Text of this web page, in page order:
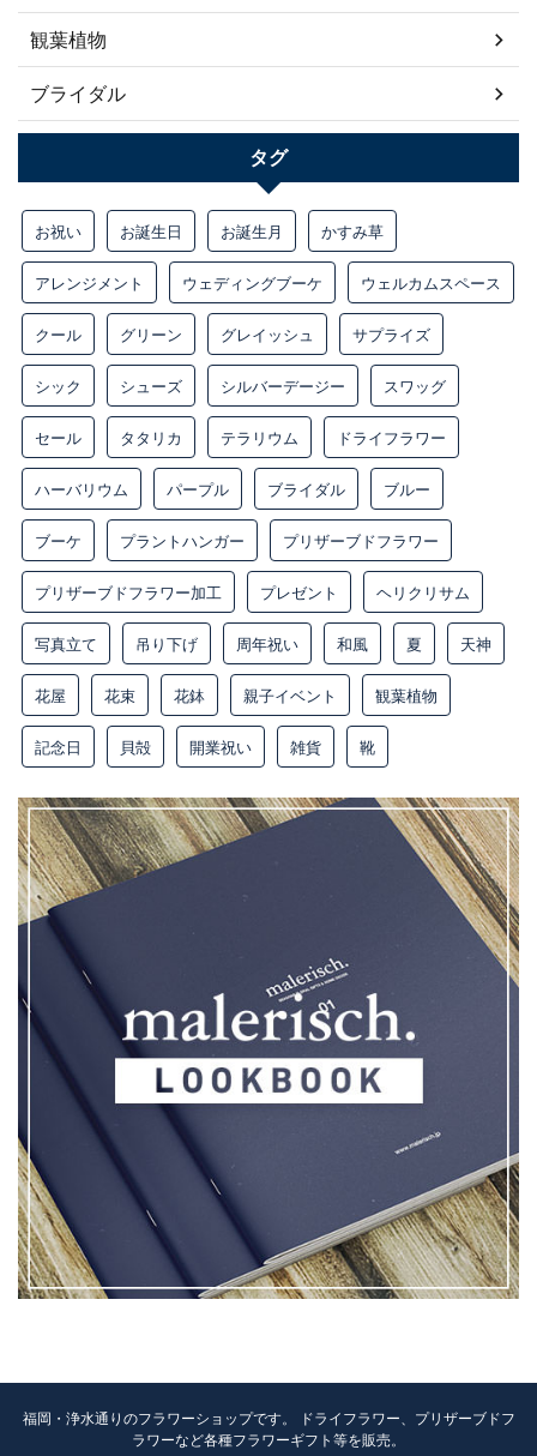
観葉植物
ブライダル
タグ
お祝い お誕生日 お誕生月 かすみ草
アレンジメント ウェディングブーケ ウェルカムスペース
クール グリーン グレイッシュ サプライズ
シック シューズ シルバーデージー スワッグ
セール タタリカ テラリウム ドライフラワー
ハーバリウム パープル ブライダル ブルー
ブーケ プラントハンガー プリザーブドフラワー
プリザーブドフラワー加工 プレゼント ヘリクリサム
写真立て 吊り下げ 周年祝い 和風 夏 天神
花屋 花束 花鉢 親子イベント 観葉植物
記念日 貝殻 開業祝い 雑貨 靴
福岡・浄水通りのフラワーショップです。 ドライフラワー、プリザーブドフ
ラワーなど各種フラワーギフト等を販売。